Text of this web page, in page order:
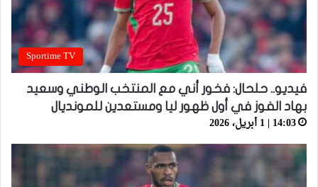
Sportime TV
فيديو.. حلحال: فخور أني مع المنتخب الوطني وسعيد
بهاد الفوز في أول ظهور ليا ومستعدين للمونديال
14:03 | 1 أبريل، 2026